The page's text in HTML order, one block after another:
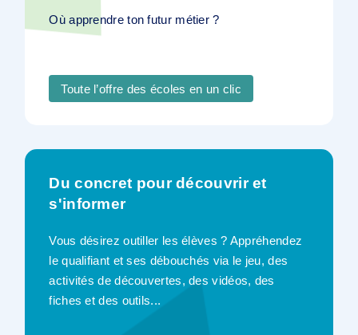
Où apprendre ton futur métier ?
Toute l’offre des écoles en un clic
Du concret pour découvrir et
s'informer
Vous désirez outiller les élèves ? Appréhendez
le qualifiant et ses débouchés via le jeu, des
activités de découvertes, des vidéos, des
fiches et des outils...